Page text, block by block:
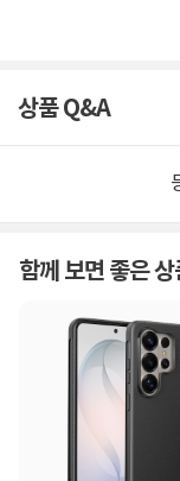
상품 Q&A
함께 보면 좋은 상